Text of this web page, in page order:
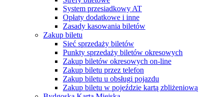
System przesiadkowy AT
Opłaty dodatkowe i inne
Zasady kasowania biletów
Zakup biletu
Sieć sprzedaży biletów
Punkty sprzedaży biletów okresowych
Zakup biletów okresowych on-line
Zakup biletu przez telefon
Zakup biletu u obsługi pojazdu
Zakup biletu w pojeździe kartą zbliżeniową